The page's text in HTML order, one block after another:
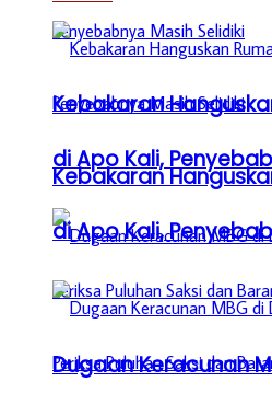
Kebakaran
di Apo Kali,
Dugaan Keracunan
Kebakaran
di Apo Kali,